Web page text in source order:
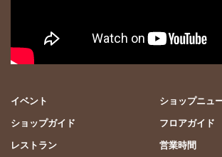
イベント ショップニュ
ショップガイド フロアガイド
レストラン 営業時間